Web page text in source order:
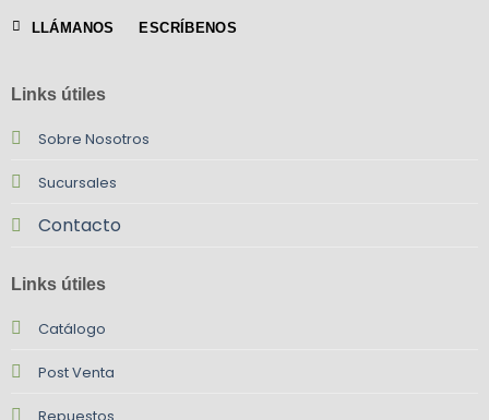
LLÁMANOS ESCRÍBENOS
Links útiles
Sobre Nosotros
Sucursales
Contacto
Links útiles
Catálogo
Post Venta